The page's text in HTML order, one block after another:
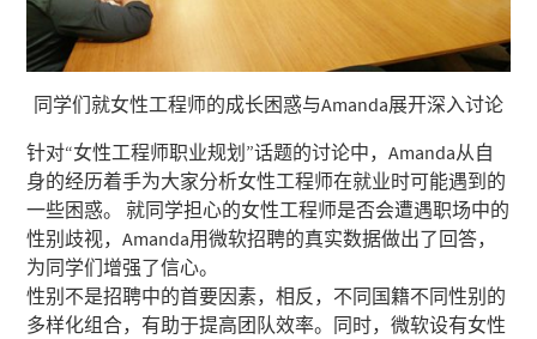
同学们就女性工程师的成长困惑与Amanda展开深入讨论
针对“女性工程师职业规划”话题的讨论中，Amanda从自
身的经历着手为大家分析女性工程师在就业时可能遇到的
一些困惑。 就同学担心的女性工程师是否会遭遇职场中的
性别歧视，Amanda用微软招聘的真实数据做出了回答，
为同学们增强了信心。
性别不是招聘中的首要因素，相反，不同国籍不同性别的
多样化组合，有助于提高团队效率。同时，微软设有女性